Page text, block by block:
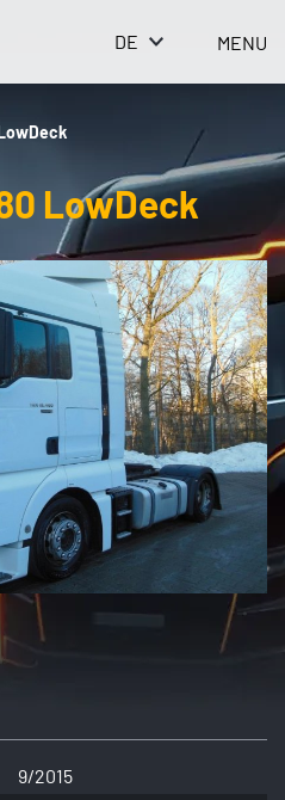
MENU
DE
LowDeck
9/2015